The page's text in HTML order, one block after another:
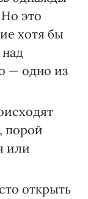
Но это
хотя бы
— одно из
порой
или
открыть